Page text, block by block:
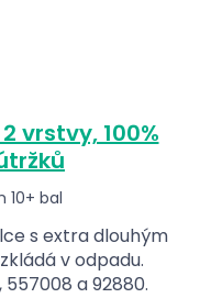
vrstvy, 100%
10+ bal
s extra dlouhým
v odpadu.
a 92880.